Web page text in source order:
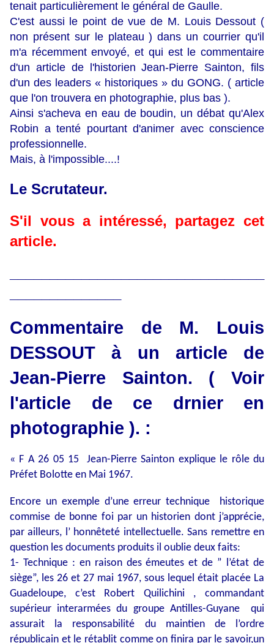
tenait particulièrement le général de Gaulle.
C'est aussi le point de vue de M. Louis Dessout (
non présent sur le plateau ) dans un courrier qu'il
m'a récemment envoyé, et qui est le commentaire
d'un article de l'historien Jean-Pierre Sainton, fils
d'un des leaders « historiques » du GONG. ( article
que l'on trouvera en photographie, plus bas ).
Ainsi s'acheva en eau de boudin, un débat qu'Alex
Robin a tenté pourtant d'animer avec conscience
professionnelle.
Mais, à l'impossible....!
Le Scrutateur.
S'il vous a intéressé, partagez cet
article.
Commentaire de M. Louis
DESSOUT à un article de
Jean-Pierre Sainton. ( Voir
l'article de ce drnier en
photographie ). :
« F A 26 05 15 Jean-Pierre Sainton explique le rôle du
Préfet Bolotte en Mai 1967.
Encore un exemple d’une erreur technique historique
commise de bonne foi par un historien dont j’apprécie,
par ailleurs, l’ honnêteté intellectuelle. Sans remettre en
question les documents produits il oublie deux faits:
1- Technique : en raison des émeutes et de ” l’état de
siège”, les 26 et 27 mai 1967, sous lequel était placée La
Guadeloupe, c’est Robert Quilichini , commandant
supérieur interarmées du groupe Antilles-Guyane qui
assurait la responsabilité du maintien de l’ordre
républicain et le rétablit comme on finira par le savoir,un